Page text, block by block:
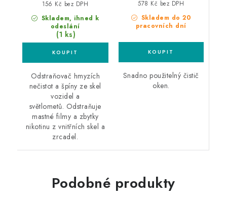
Skladem, ihned k
odeslání
(1 ks)
156 Kč bez DPH
Odstraňovač hmyzích
nečistot a špíny ze skel
vozidel a
světlometů. Odstraňuje
mastné filmy a zbytky
nikotinu z vnitřních skel a
zrcadel.
Skladem do 20
pracovních dní
578 Kč bez DPH
Snadno použitelný čistič
oken.
Podobné produkty